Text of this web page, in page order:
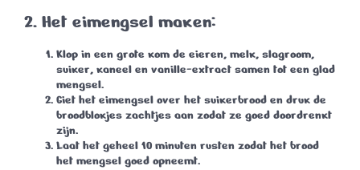
2. Het eimengsel maken:
Klop in een grote kom de eieren, melk, slagroom,
suiker, kaneel en vanille-extract samen tot een glad
mengsel.
Giet het eimengsel over het suikerbrood en druk de
broodblokjes zachtjes aan zodat ze goed doordrenkt
zijn.
Laat het geheel 10 minuten rusten zodat het brood
het mengsel goed opneemt.